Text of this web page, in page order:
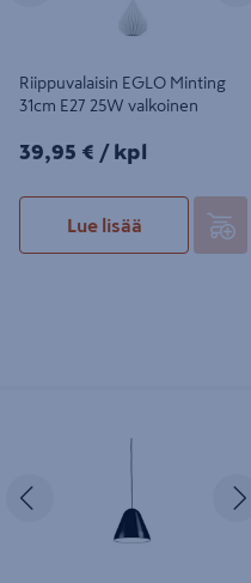
Riippuvalaisin EGLO Minting
31cm E27 25W valkoinen
39,95€/kpl
39,95 € / kpl
Lue lisää